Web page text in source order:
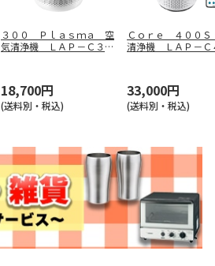
３００ Ｐｌａｓｍａ 空
気清浄機 ＬＡＰ－Ｃ３０
18,700円
(送料別・税込)
Ｃｏｒｅ ４００
清浄機 ＬＡＰ－Ｃ
33,000円
(送料別・税込)